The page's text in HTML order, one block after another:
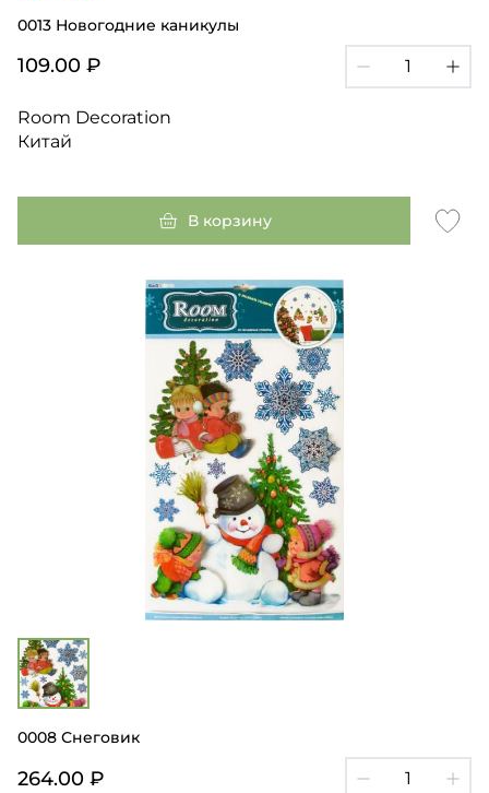
0013 Новогодние каникулы
109.00 ₽
Room Decoration
Китай
В корзину
0008 Снеговик
264.00 ₽